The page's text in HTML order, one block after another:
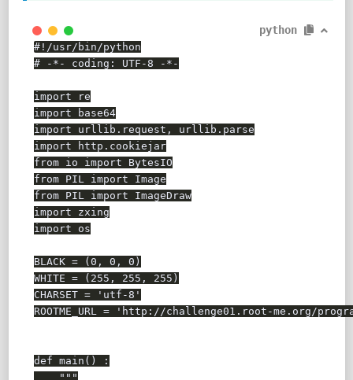
python
#!/usr/bin/python
# -*- coding: UTF-8 -*-
import
import
base64
import urllib . request , urllib .
import http .
cookiejar
from io import
from PIL import
from PIL import
ImageDraw
import
import os
BLACK = ( 0 , 0 , 0 )
WHITE = ( 255 , 255 , 255 )
CHARSET =
'utf-8'
ROOTME_URL = 'http://challenge01.root-me.org/
def main ( )
:
"""